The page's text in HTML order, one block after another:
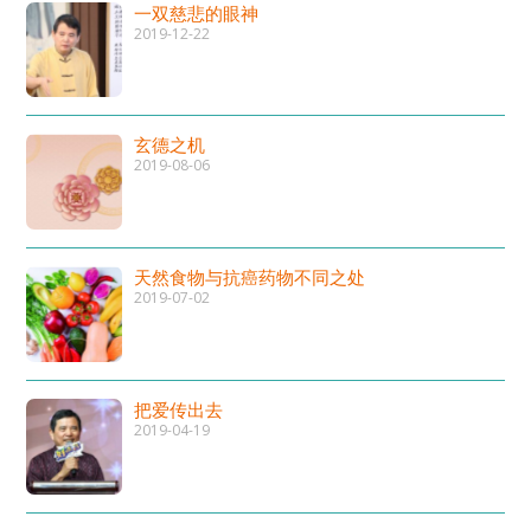
一双慈悲的眼神
2019-12-22
玄德之机
2019-08-06
天然食物与抗癌药物不同之处
2019-07-02
把爱传出去
2019-04-19